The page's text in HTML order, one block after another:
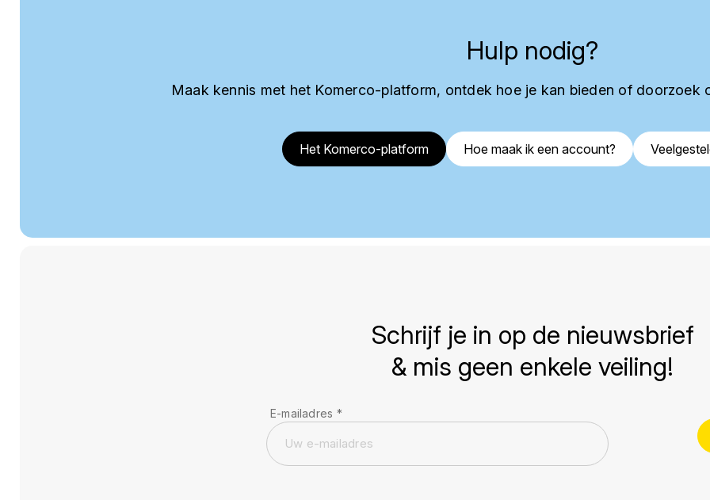
Hulp nodig?
Maak kennis met het Komerco-platform, ontdek hoe je kan bieden of doorzoek
Het Komerco-platform Hoe maak ik een account?
Schrijf je in op de nieuwsbrief
& mis geen enkele veiling!
E-mailadres *